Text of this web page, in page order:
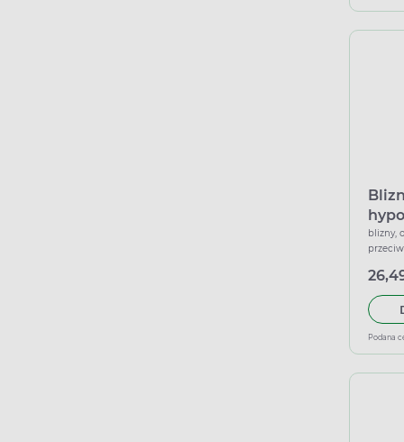
g
blizny,
Podana